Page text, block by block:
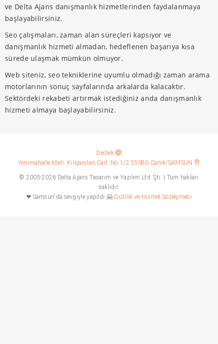
ve Delta Ajans danışmanlık hizmetlerinden faydalanmaya
başlayabilirsiniz.
Seo çalışmaları, zaman alan süreçleri kapsıyor ve
danışmanlık hizmeti almadan, hedeflenen başarıya kısa
sürede ulaşmak mümkün olmuyor.
Web siteniz, seo tekniklerine uyumlu olmadığı zaman arama
motorlarının sonuç sayfalarında arkalarda kalacaktır.
Sektördeki rekabeti artırmak istediğiniz anda danışmanlık
hizmeti almaya başlayabilirsiniz.
Destek
Yenimahalle Mah. Kılıçarslan Cad. No:1/2 55080 Canik/SAMSUN
© 2005-2026 Delta Ajans Tasarım ve Yazılım Ltd. Şti. | Tüm hakları
saklıdır.
❤ Samsun'da sevgiyle yapıldı 🤗 Gizlilik ve Hizmet Sözleşmesi